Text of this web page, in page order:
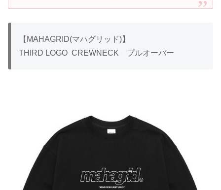
【MAHAGRID(マハグリッド)】
THIRD LOGO CREWNECK プルオーバー